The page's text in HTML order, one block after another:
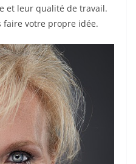
et leur qualité de travail.
faire votre propre idée.